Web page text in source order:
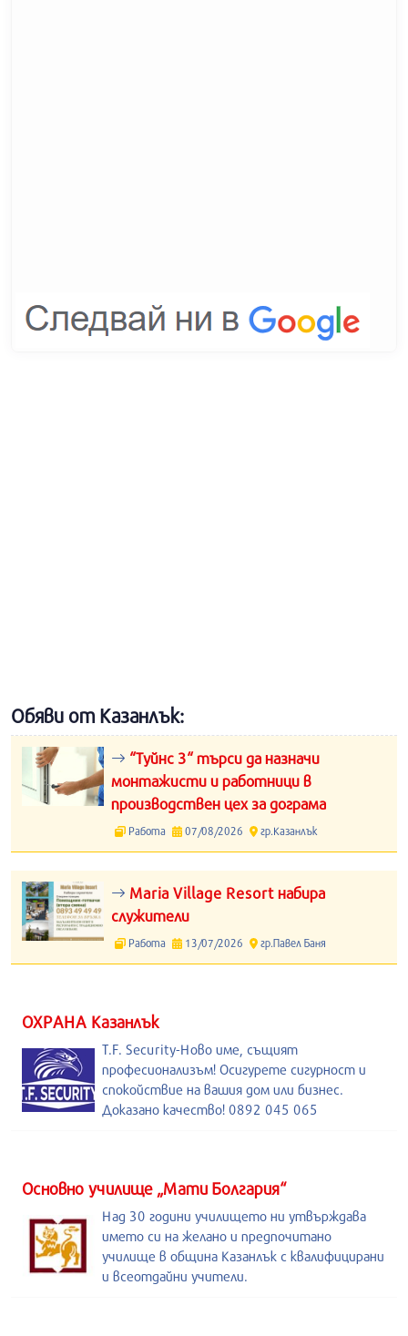
Обяви от Казанлък:
“Туйнс 3“ търси да назначи
монтажисти и работници в
производствен цех за дограма
Работа 07/08/2026 гр.Казанлък
Maria Village Resort набира
служители
Работа 13/07/2026 гр.Павел Баня
ОХРАНА Казанлък
T.F. Security-Ново име, същият
професионализъм! Осигурете сигурност и
спокойствие на вашия дом или бизнес.
Доказано качество! 0892 045 065
Основно училище „Мати Болгария“
Над 30 години училището ни утвърждава
името си на желано и предпочитано
училище в община Казанлък с квалифицирани
и всеотдайни учители.